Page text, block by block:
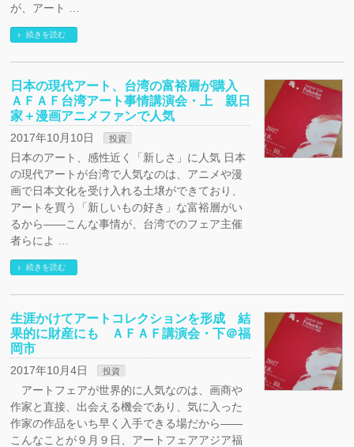
が、アート …
続きを読む
日本の現代アート、台湾の富裕層が購入
ＡＦＡＦ台湾アート事情講演会・上 親日
家＋漫画アニメファンで人気
2017年10月10日 投資
日本のアート、感性近く「新しさ」に人気 日本
の現代アートが台湾で人気なのは、アニメや漫
画で日本文化を受け入れる土壌ができており、
アートを買う「新しいもの好き」な富裕層がい
るから――こんな事情が、台湾でのフェア主催
者らによ …
続きを読む
生涯かけてアートコレクションを形成 結
果的に財産にも ＡＦＡＦ講演会・下＠福
岡市
2017年10月4日 投資
アートフェアが世界的に人気なのは、画商や
作家と直接、出会える機会であり、気に入った
作家の作品をいち早く入手できる場だから――
こんなことが９月９日、アートフェアアジア福